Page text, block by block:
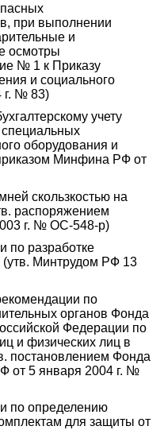
при выполнении
и
осмотры
№ 1 к Приказу
и социального
г. № 83)
учету
специальных
оборудования и
Минфина РФ от
скользкостью на
распоряжением
г. № ОС-548-р)
по разработке
(утв. Минтрудом РФ 13
по
органов Фонда
Федерации по
и физических лиц в
постановлением Фонда
от 5 января 2004 г. №
по определению
для защиты от